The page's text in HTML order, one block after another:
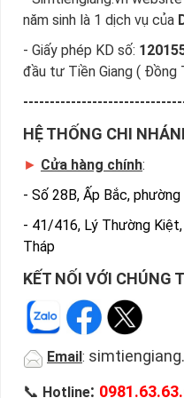
Trên đây là những chia sẻ
năm sinh là 1 dịch vụ của
- Giấy phép KD số:
đầu tư Tiền Giang (
HỆ THỐNG CHI
► Cửa hàng chính:
- Số 28B, Ấp Bắc,
- 41/416, Lý Thường
Tháp
KẾT NỐI VỚI CHÚNG
Email :
📞 Hotline: